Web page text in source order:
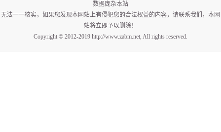
数据庞杂本站
无法一一核实，如果您发现本网站上有侵犯您的合法权益的内容，请联系我们，本网
站将立即予以删除！
Copyright © 2012-2019 http://www.zabm.net, All rights reserved.